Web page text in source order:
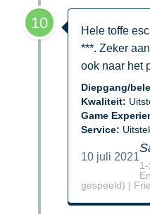
10
Hele toffe
***. Zeker
ook naar het
Diepgang/
Kwaliteit:
Game
Service:
10 juli 2021
gespeeld) |